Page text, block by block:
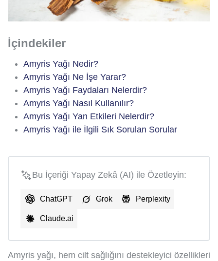
İçindekiler
Amyris Yağı Nedir?
Amyris Yağı Ne İşe Yarar?
Amyris Yağı Faydaları Nelerdir?
Amyris Yağı Nasıl Kullanılır?
Amyris Yağı Yan Etkileri Nelerdir?
Amyris Yağı ile İlgili Sık Sorulan Sorular
Bu İçeriği Yapay Zekâ (AI) ile Özetleyin:
ChatGPT Grok Perplexity
Claude.ai
Amyris yağı, hem cilt sağlığını destekleyici özellikleri